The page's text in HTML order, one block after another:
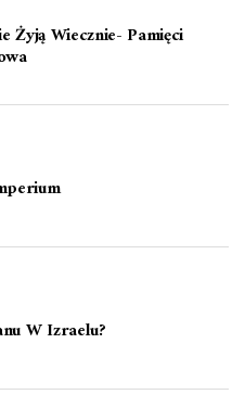
Żyją Wiecznie- Pamięci
W Izraelu?